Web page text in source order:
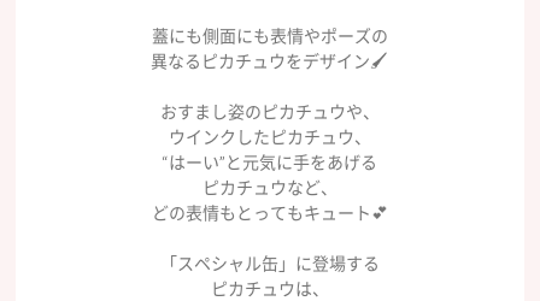
蓋にも側面にも表情やポーズの
異なるピカチュウをデザイン🖌
おすまし姿のピカチュウや、
ウインクしたピカチュウ、
“はーい”と元気に手をあげる
ピカチュウなど、
どの表情もとってもキュート💕
「スペシャル缶」に登場する
ピカチュウは、